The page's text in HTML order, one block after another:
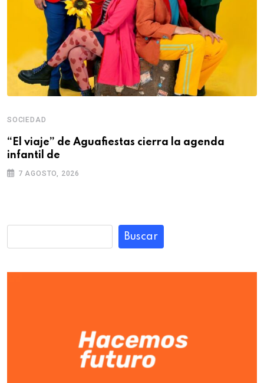
SOCIEDAD
“El viaje” de Aguafiestas cierra la agenda
infantil de
7 AGOSTO, 2026
Buscar